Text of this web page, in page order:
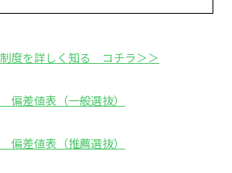
度を詳しく知る コチラ＞＞
差値表（一般選抜）
差値表（推薦選抜）